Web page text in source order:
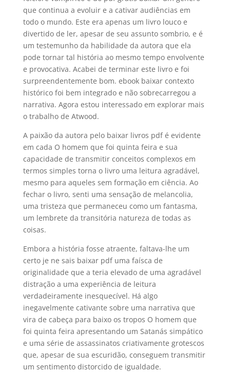
que continua a evoluir e a cativar audiências em
todo o mundo. Este era apenas um livro louco e
divertido de ler, apesar de seu assunto sombrio, e é
um testemunho da habilidade da autora que ela
pode tornar tal história ao mesmo tempo envolvente
e provocativa. Acabei de terminar este livro e foi
surpreendentemente bom. ebook baixar contexto
histórico foi bem integrado e não sobrecarregou a
narrativa. Agora estou interessado em explorar mais
o trabalho de Atwood.
A paixão da autora pelo baixar livros pdf é evidente
em cada O homem que foi quinta feira e sua
capacidade de transmitir conceitos complexos em
termos simples torna o livro uma leitura agradável,
mesmo para aqueles sem formação em ciência. Ao
fechar o livro, senti uma sensação de melancolia,
uma tristeza que permaneceu como um fantasma,
um lembrete da transitória natureza de todas as
coisas.
Embora a história fosse atraente, faltava-lhe um
certo je ne sais baixar pdf uma faísca de
originalidade que a teria elevado de uma agradável
distração a uma experiência de leitura
verdadeiramente inesquecível. Há algo
inegavelmente cativante sobre uma narrativa que
vira de cabeça para baixo os tropos O homem que
foi quinta feira apresentando um Satanás simpático
e uma série de assassinatos criativamente grotescos
que, apesar de sua escuridão, conseguem transmitir
um sentimento distorcido de igualdade.